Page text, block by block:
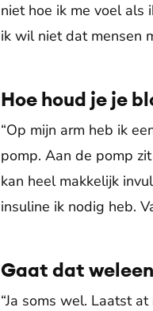
niet hoe ik me voel
ik wil niet dat mensen
Hoe houd je je
“Op mijn arm heb ik
pomp. Aan de pomp
kan heel makkelijk
insuline ik nodig heb.
Gaat dat
“Ja soms wel. Laatst